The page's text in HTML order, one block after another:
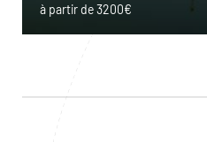
à partir de 3200€